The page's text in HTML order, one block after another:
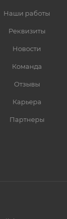
Наши работы
Реквизиты
Новости
Команда
Отзывы
Карьера
Партнеры